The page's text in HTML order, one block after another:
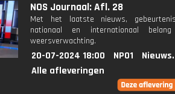
NOS Journaal: Afl. 28
Met het laatste nieuws,
nationaal en internationaal
weersverwachting.
20-07-2024 18:00 NPO1
Alle afleveringen